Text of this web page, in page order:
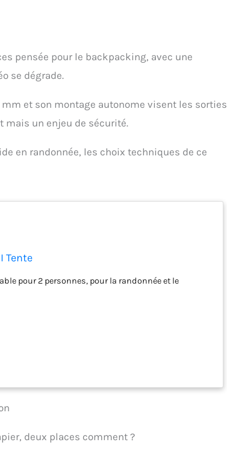
pensée pour le backpacking, avec une
se dégrade.
et son montage autonome visent les sorties
mais un enjeu de sécurité.
en randonnée, les choix techniques de ce
Tente
pour 2 personnes, pour la randonnée et le
deux places comment ?